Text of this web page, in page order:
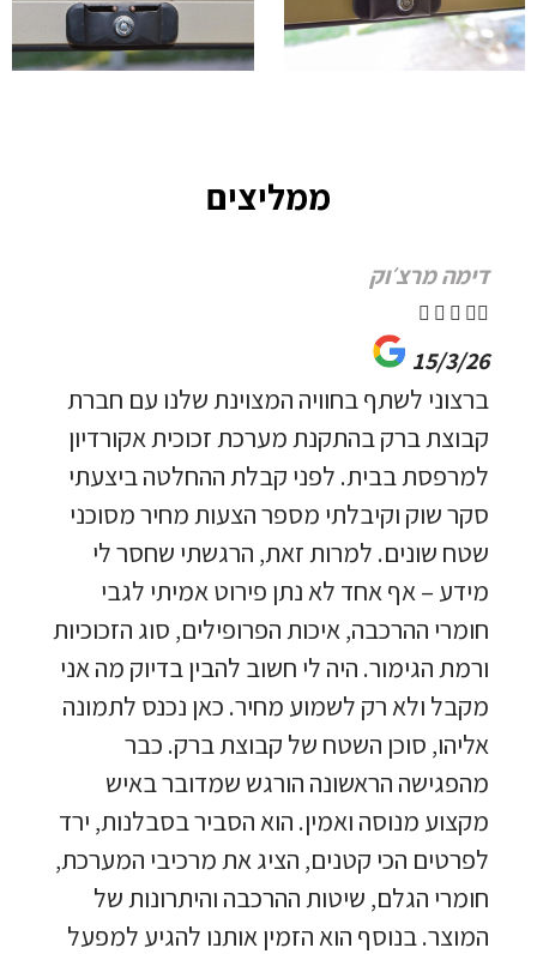
ממליצים
דימה מרצ׳וק
   
15/3/26
ברצוני לשתף בחוויה המצוינת שלנו עם חברת
קבוצת ברק בהתקנת מערכת זכוכית אקורדיון
למרפסת בבית. לפני קבלת ההחלטה ביצעתי
סקר שוק וקיבלתי מספר הצעות מחיר מסוכני
שטח שונים. למרות זאת, הרגשתי שחסר לי
מידע – אף אחד לא נתן פירוט אמיתי לגבי
חומרי ההרכבה, איכות הפרופילים, סוג הזכוכיות
ורמת הגימור. היה לי חשוב להבין בדיוק מה אני
מקבל ולא רק לשמוע מחיר. כאן נכנס לתמונה
אליהו, סוכן השטח של קבוצת ברק. כבר
מהפגישה הראשונה הורגש שמדובר באיש
מקצוע מנוסה ואמין. הוא הסביר בסבלנות, ירד
לפרטים הכי קטנים, הציג את מרכיבי המערכת,
חומרי הגלם, שיטות ההרכבה והיתרונות של
המוצר. בנוסף הוא הזמין אותנו להגיע למפעל